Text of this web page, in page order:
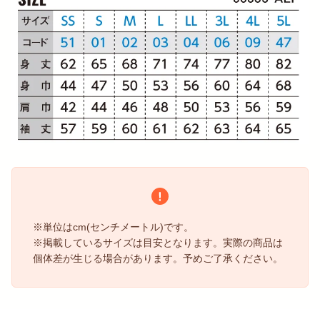
※単位はcm(センチメートル)です。
※掲載しているサイズは目安となります。実際の商品は
個体差が生じる場合があります。予めご了承ください。